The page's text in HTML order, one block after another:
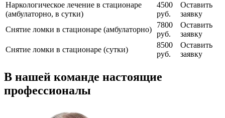
Наркологическое лечение в стационаре
(амбулаторно, в сутки)
4500
руб.
Оставить
заявку
Снятие ломки в стационаре (амбулаторно)
7800
руб.
Оставить
заявку
Снятие ломки в стационаре (сутки)
8500
руб.
Оставить
заявку
В нашей команде настоящие
профессионалы